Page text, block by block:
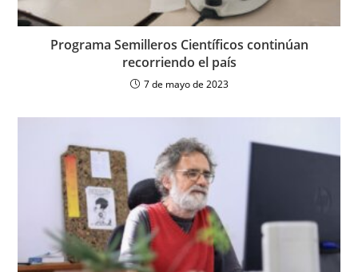
Programa Semilleros Científicos continúan
recorriendo el país
7 de mayo de 2023